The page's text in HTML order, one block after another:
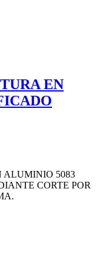
EN
ALUMINIO 5083
CORTE POR